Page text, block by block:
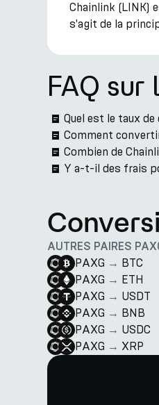
Chainlink (LINK)
s'agit de la
FAQ sur
Quel est le taux
Comment
Combien de
Y a-t-il des frais
AUTRES PAIRES
PAXG → BTC
PAXG → ETH
PAXG → USDT
PAXG → BNB
PAXG → USDC
PAXG → XRP